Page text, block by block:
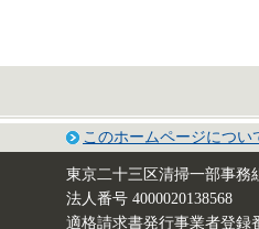
このホームページについ
東京二十三区清掃一部事務
法人番号 4000020138568
適格請求書発行事業者登録